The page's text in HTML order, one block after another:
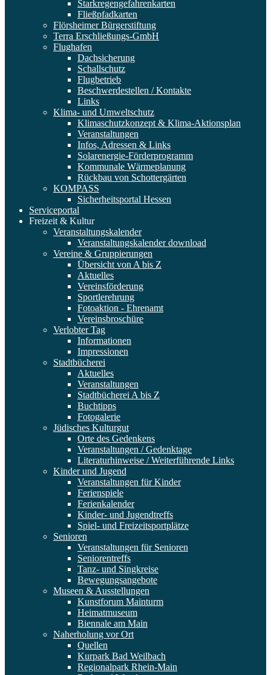
Starkregengefahrenkarten
Fließpfadkarten
Flörsheimer Bürgerstiftung
Terra Erschließungs-GmbH
Flughafen
Dachsicherung
Schallschutz
Flugbetrieb
Beschwerdestellen / Kontakte
Links
Klima- und Umweltschutz
Klimaschutzkonzept & Klima-Aktionsplan
Veranstaltungen
Infos, Adressen & Links
Solarenergie-Förderprogramm
Kommunale Wärmeplanung
Rückbau von Schottergärten
KOMPASS
Sicherheitsportal Hessen
Serviceportal
Freizeit & Kultur
Veranstaltungskalender
Veranstaltungskalender download
Vereine & Gruppierungen
Übersicht von A bis Z
Aktuelles
Vereinsförderung
Sportlerehrung
Fotoaktion - Ehrenamt
Vereinsbroschüre
Verlobter Tag
Informationen
Impressionen
Stadtbücherei
Aktuelles
Veranstaltungen
Stadtbücherei A bis Z
Buchtipps
Fotogalerie
Jüdisches Kulturgut
Orte des Gedenkens
Veranstaltungen / Gedenktage
Literaturhinweise / Weiterführende Links
Kinder und Jugend
Veranstaltungen für Kinder
Ferienspiele
Ferienkalender
Kinder- und Jugendtreffs
Spiel- und Freizeitsportplätze
Senioren
Veranstaltungen für Senioren
Seniorentreffs
Tanz- und Singkreise
Bewegungsangebote
Museen & Ausstellungen
Kunstforum Mainturm
Heimatmuseum
Biennale am Main
Naherholung vor Ort
Quellen
Kurpark Bad Weilbach
Regionalpark Rhein-Main